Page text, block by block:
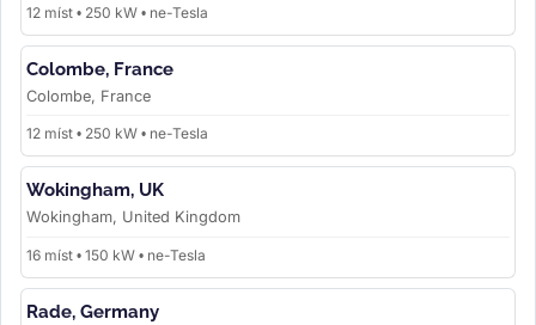
12 míst • 250 kW • ne-Tesla
Colombe, France
Colombe, France
12 míst • 250 kW • ne-Tesla
Wokingham, UK
Wokingham, United Kingdom
16 míst • 150 kW • ne-Tesla
Rade, Germany